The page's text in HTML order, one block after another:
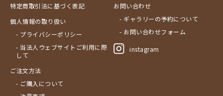
特定商取引法に基づく表記
個人情報の取り扱い
- プライバシーポリシー
- 当法人ウェブサイトご利用に際
して
ご注文方法
- ご購入について
お問い合わせ
- ギャラリーの予約について
- お問い合わせフォーム
instagram